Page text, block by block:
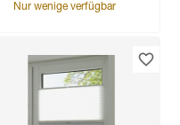
Nur wenige verfügbar